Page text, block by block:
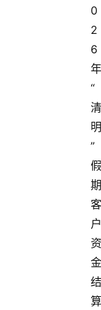
0
2
6
年
“
清
明
”
假
期
客
户
资
金
结
算